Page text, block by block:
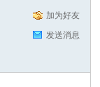
加为好友
发送消息